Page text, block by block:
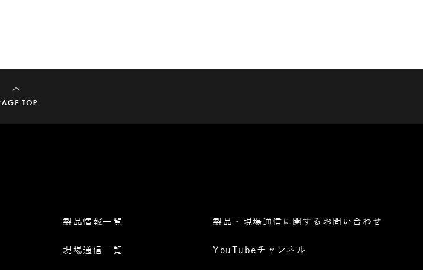
製品情報一覧
現場通信一覧
製品・現場通信に関するお問い合わせ
YouTubeチャンネル